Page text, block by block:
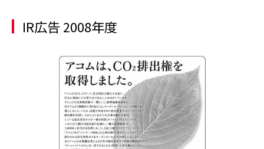
IR広告 2008年度